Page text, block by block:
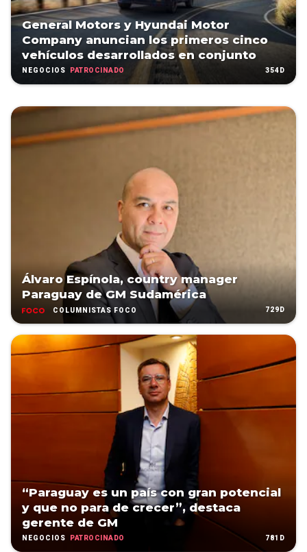
General Motors y Hyundai Motor
Company anuncian los primeros cinco
vehículos desarrollados en conjunto
NEGOCIOS PATROCINADO 354D
Álvaro Espínola, country manager
Paraguay de GM Sudamérica
COLUMNISTAS FOCO 729D
“Paraguay es un país con gran potencial
y que no para de crecer”, destaca
gerente de GM
NEGOCIOS PATROCINADO 781D